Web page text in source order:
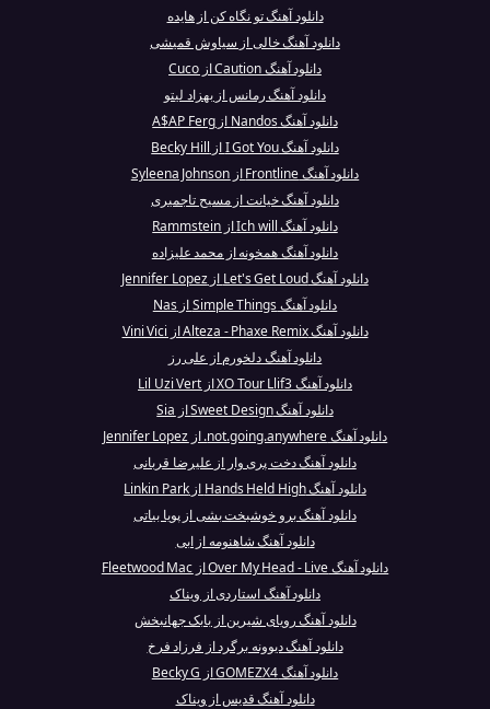
دانلود آهنگ تو نگاه کن از هایده
دانلود آهنگ خالی از سیاوش قمیشی
دانلود آهنگ Caution از Cuco
دانلود آهنگ رمانس از بهزاد لیتو
دانلود آهنگ Nandos از A$AP Ferg
دانلود آهنگ I Got You از Becky Hill
دانلود آهنگ Frontline از Syleena Johnson
دانلود آهنگ خیانت از مسیح تاجمیری
دانلود آهنگ Ich will از Rammstein
دانلود آهنگ همخونه از محمد علیزاده
دانلود آهنگ Let's Get Loud از Jennifer Lopez
دانلود آهنگ Simple Things از Nas
دانلود آهنگ Alteza - Phaxe Remix از Vini Vici
دانلود آهنگ دلخورم از علی رز
دانلود آهنگ XO Tour Llif3 از Lil Uzi Vert
دانلود آهنگ Sweet Design از Sia
دانلود آهنگ not.going.anywhere. از Jennifer Lopez
دانلود آهنگ دخت پری‌ وار از علیرضا قربانی
دانلود آهنگ Hands Held High از Linkin Park
دانلود آهنگ برو خوشبخت بشی از پویا بیاتی
دانلود آهنگ شاهنومه از ابی
دانلود آهنگ Over My Head - Live از Fleetwood Mac
دانلود آهنگ استاردی از ویناک
دانلود آهنگ رویای شیرین از بابک جهانبخش
دانلود آهنگ دیوونه برگرد از فرزاد فرخ
دانلود آهنگ GOMEZX4 از Becky G
دانلود آهنگ قدیس از ویناک